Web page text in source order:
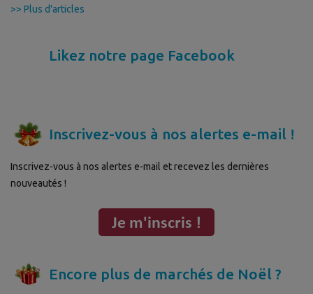
>> Plus d'articles
Likez notre page Facebook
Inscrivez-vous à nos alertes e-mail !
Inscrivez-vous à nos alertes e-mail et recevez les dernières
nouveautés !
Encore plus de marchés de Noël ?